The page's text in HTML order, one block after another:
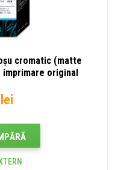
cromatic (matte
imprimare original